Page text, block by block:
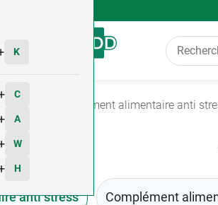
K
C
A
W
H
Complément alimentaire anti
anti stress Complément